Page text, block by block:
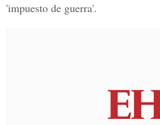
'impuesto de guerra'.